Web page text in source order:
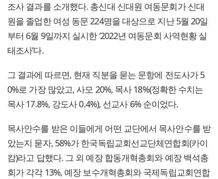
조사 결과를 소개했다. 총신대 신대원 여동문회가 신대
원을 졸업한 여성 동문 224명을 대상으로 지난 5월 20일
부터 6월 9일까지 실시한 ‘2022년 여동문회 사역현황 실
태조사’다.
그 결과에 따르면, 현재 직분을 묻는 문항에 전도사가 5
0%로 가장 많았고, 사모 20%, 목사 18%(정확한 수치는
목사 17.8%, 강도사 0.4%), 선교사 6% 순이었다.
목사안수를 받은 이들에게 어떤 교단에서 목사안수를 받
았는지 묻자, 58%가 한국독립교회선교단체연합회(카이
캄)라고 답했다. 그 외 예장 합동개혁총회와 예장 백석총
회가 각각 13%, 예장 보수개혁총회와 국제독립교회연합